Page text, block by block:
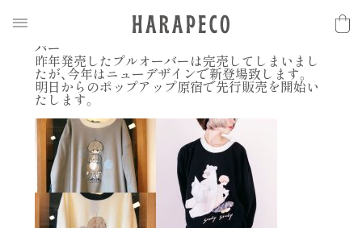
【harapeco AW 新作】フリースプリントプルオー
バー
昨年発売したプルオーバーは完売してしまいまし
たが、今年はニューデザインで新登場致します。
明日からのポップアップ原宿で先行販売を開始い
たします。